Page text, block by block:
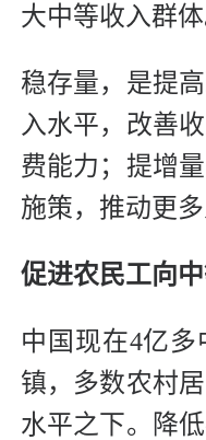
大中等收入群体
稳存量，是提
入水平，改善
费能力；提增
施策，推动更
促进农民工向
中国现在4亿
镇，多数农村
水平之下。降